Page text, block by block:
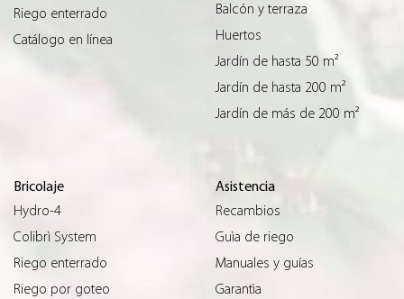
Riego enterrado
Catálogo en línea
Balcón y terraza
Huertos
Jardín de hasta 50 m²
Jardín de hasta 200 m²
Jardín de más de 200 m²
Bricolaje
Hydro-4
Colibrì System
Riego enterrado
Riego por goteo
Asistencia
Recambios
Guìa de riego
Manuales y guías
Garantìa